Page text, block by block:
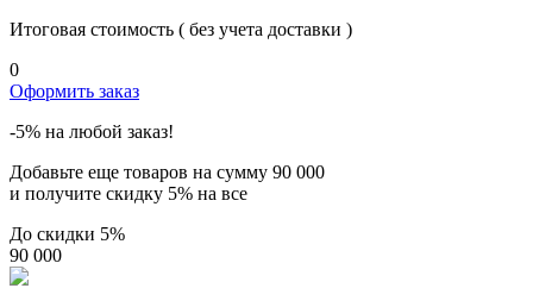
Итоговая стоимость ( без учета доставки )
0
Оформить заказ
-5% на любой заказ!
Добавьте еще товаров на сумму 90 000
и получите скидку 5% на все
До скидки 5%
90 000